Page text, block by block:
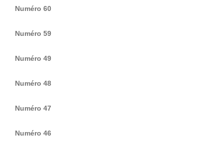
Numéro 60
Numéro 59
Numéro 49
Numéro 48
Numéro 47
Numéro 46